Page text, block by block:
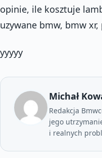
opinie, ile kosztuje
uzywane bmw, bmw
yyyyy
Michał
Redakcja
jego
i realnych